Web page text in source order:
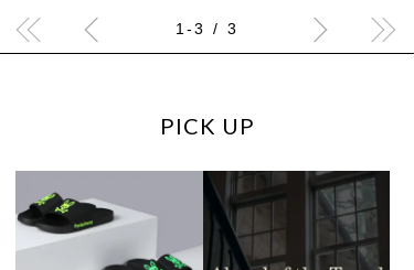
1-3 / 3
PICK UP